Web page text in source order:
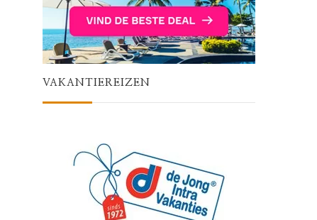
VAKANTIEREIZEN